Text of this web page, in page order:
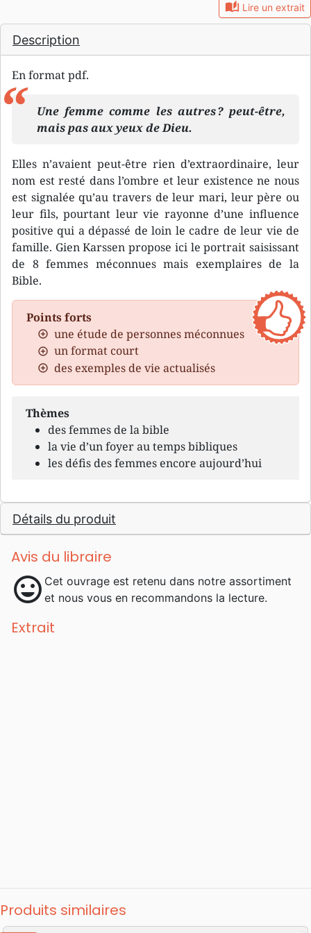
auto_stories Lire un extrait
Description
En format pdf.
Une femme comme les autres ? peut-être,
mais pas aux yeux de Dieu.
Elles n’avaient peut-être rien d’extraordinaire, leur
nom est resté dans l’ombre et leur existence ne nous
est signalée qu’au travers de leur mari, leur père ou
leur fils, pourtant leur vie rayonne d’une influence
positive qui a dépassé de loin le cadre de leur vie de
famille. Gien Karssen propose ici le portrait saisissant
de 8 femmes méconnues mais exemplaires de la
Bible.
Points forts
une étude de personnes méconnues
un format court
des exemples de vie actualisés
Thèmes
des femmes de la bible
la vie d’un foyer au temps bibliques
les défis des femmes encore aujourd’hui
Détails du produit
Avis du libraire
mood Cet ouvrage est retenu dans notre assortiment
et nous vous en recommandons la lecture.
Extrait
Produits similaires